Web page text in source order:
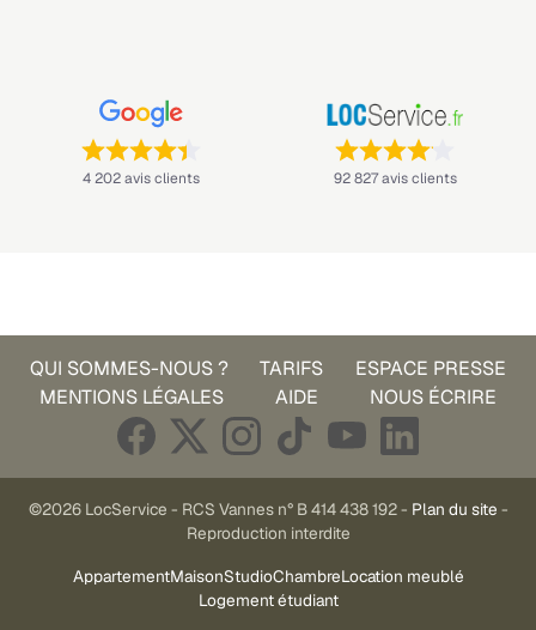
Note : 4,4 sur 5 —
4 202 avis clients Note : 4,1 sur 5 —
92 827 avis clients
QUI SOMMES-NOUS ? TARIFS
ESPACE PRESSE
MENTIONS LÉGALES
AIDE NOUS ÉCRIRE
©2026 LocService - RCS Vannes n° B 414 438 192 - Plan du site -
Reproduction interdite
AppartementMaisonStudioChambreLocation meublé
Logement étudiant